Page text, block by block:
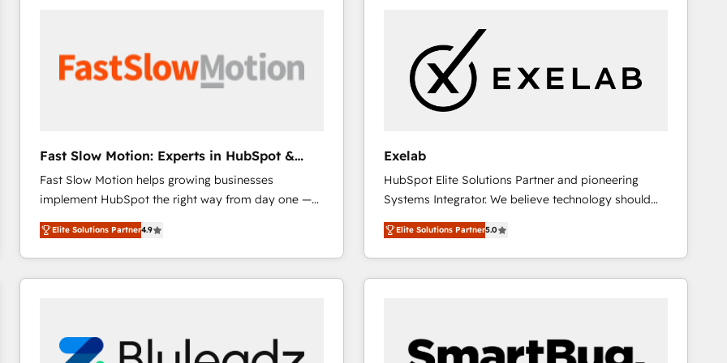
scale. 🏆 HubSpot’s CEO called us “the partner of the
future.” Others agree it is proof of trust built through
worldwide, and with over 15 years in the ecosystem,
Huble has built a track record that speaks for itself.
One company, one operating model, delivering
across offices and consulting teams in the UK, USA,
Canada, Germany, France, Belgium, Singapore, and
international offices and 175+ employees.
Fast Slow Motion: Experts in HubSpot &
Salesforce
Fast Slow Motion helps growing businesses
implement HubSpot the right way from day one —
with the flexibility to scale as complexity increases.
Highly certified in both HubSpot and Salesforce, we
bring deep experience in CRM implementation,
integrations, and data migration across modern
combines strong technical execution with real
business perspective. Many of our consultants have
Elite Solutions Partner4.9
Exelab
HubSpot Elite Solutions Partner and pioneering
Systems Integrator. We believe technology should
serve business strategy, not the other way around.
Every engagement begins with clear objectives,
customer journey mapping, and measurable KPIs.
Only then we architect solutions. The question is
Connectors, workflows, and data architectures that
make HubSpot the operational hub, integrated with
Elite Solutions Partner5.0